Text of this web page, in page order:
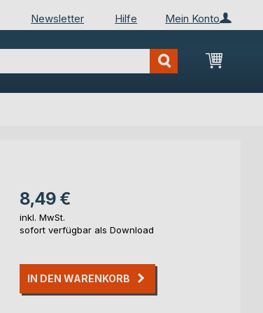
Mein Konto
Newsletter Hilfe
Mein
8,49 €
inkl. MwSt.
sofort verfügbar als Download
IN DEN WARENKORB